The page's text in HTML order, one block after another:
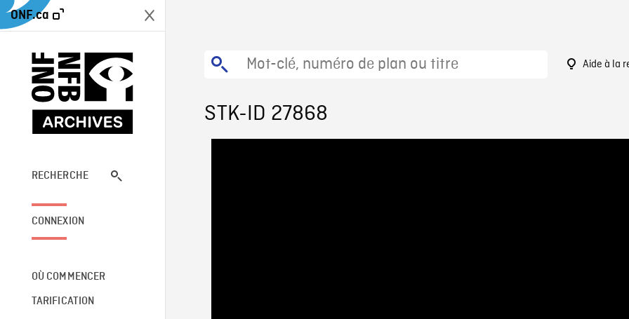
ONF.ca
RECHERCHE
CONNEXION
OÙ COMMENCER
TARIFICATION
Aide à la
STK-ID 27868